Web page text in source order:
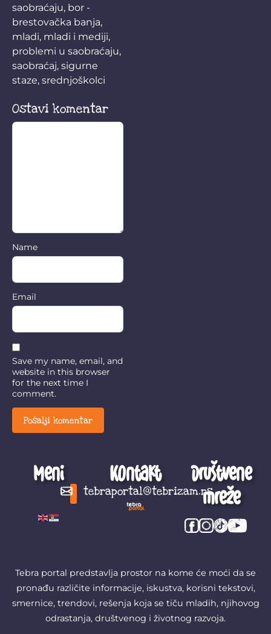
saobraćaju, bor -
brestovačka banja,
mladi, mladi i mediji,
problemi u saobraćaju,
saobraćaj, sigurne
staze, srednjoškolci
Ostavi komentar
Name
Email
Save my name, email, and
website in this browser
for the next time I
comment.
Meni Kontakt
tebraportal@tebrizam.rs
Društvene
mreže
Tebra portal predstavlja prostor na kome će moći da se
pronađu različite informacije, iskustva, korisni tekstovi,
smernice, trendovi, rešenja koja se tiču mladih, njihovog
odrastanja, društvenog i životnog razvoja.